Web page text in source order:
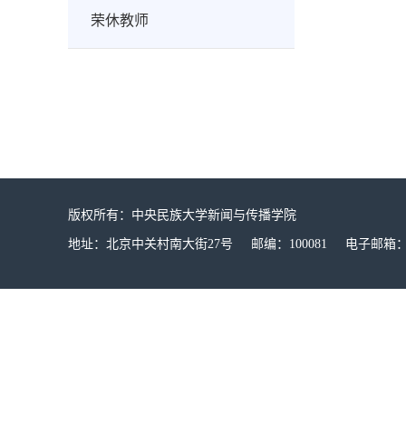
荣休教师
版权所有：中央民族大学新闻与传播学院
地址：北京中关村南大街27号 邮编：100081 电子邮箱：